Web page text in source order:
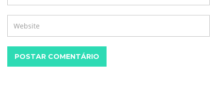
POSTAR COMENTÁRIO